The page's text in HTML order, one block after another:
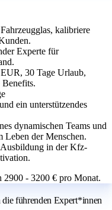
kalibriere
Experte für
30 Tage Urlaub,
ein unterstützendes
dynamischen Teams und
Leben der Menschen.
Ausbildung in der Kfz-
2900 - 3200 € pro Monat.
führenden Expert*innen